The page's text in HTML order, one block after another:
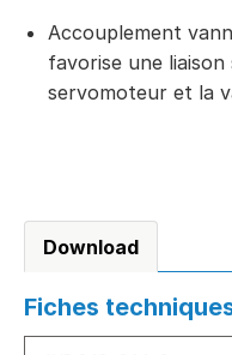
Accouplement
favorise une
servomoteur et la
Download
Fiches